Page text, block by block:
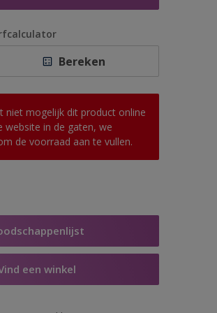
Bereken
niet mogelijk dit product online
website in de gaten, we
de voorraad aan te vullen.
een winkel